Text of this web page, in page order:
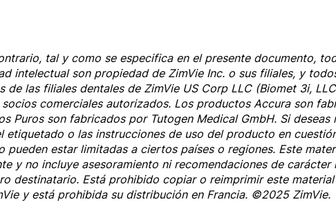
tal y como se especifica en el presente documento,
intelectual son propiedad de ZimVie Inc. o sus filiales, y
de las filiales dentales de ZimVie US Corp LLC (Biomet 3i,
comerciales autorizados. Los productos Accura son
Puros son fabricados por Tutogen Medical GmbH. Si deseas
etiquetado o las instrucciones de uso del producto en
estar limitadas a ciertos países o regiones. Este
y no incluye asesoramiento ni recomendaciones de carácter
destinatario. Está prohibido copiar o reimprimir este
y está prohibida su distribución en Francia. ©2025 ZimVie.